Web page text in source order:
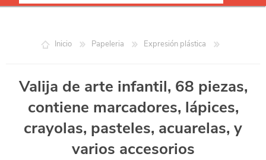
Inicio Papeleria Expresión plástica
Valija de arte infantil, 68 piezas,
contiene marcadores, lápices,
crayolas, pasteles, acuarelas, y
varios accesorios